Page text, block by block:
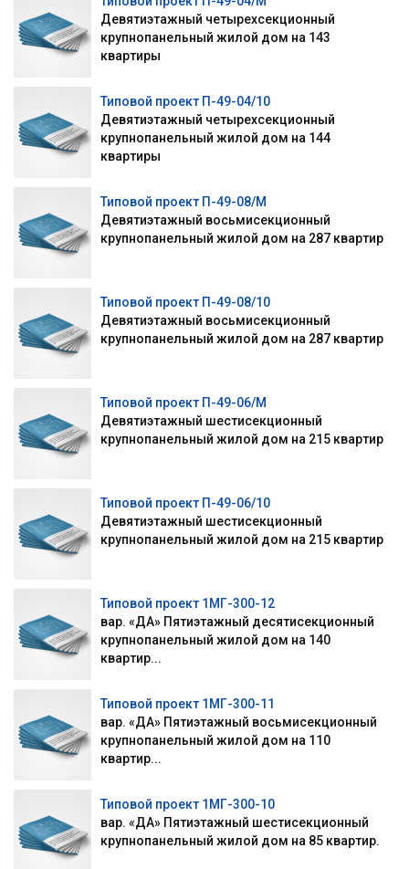
Девятиэтажный четырехсекционный
крупнопанельный жилой дом на 143
квартиры
Типовой проект П-49-04/10
Девятиэтажный четырехсекционный
крупнопанельный жилой дом на 144
квартиры
Типовой проект П-49-08/М
Девятиэтажный восьмисекционный
крупнопанельный жилой дом на 287 квартир
Типовой проект П-49-08/10
Девятиэтажный восьмисекционный
крупнопанельный жилой дом на 287 квартир
Типовой проект П-49-06/М
Девятиэтажный шестисекционный
крупнопанельный жилой дом на 215 квартир
Типовой проект П-49-06/10
Девятиэтажный шестисекционный
крупнопанельный жилой дом на 215 квартир
Типовой проект 1МГ-300-12
вар. «ДА» Пятиэтажный десятисекционный
крупнопанельный жилой дом на 140
квартир...
Типовой проект 1МГ-300-11
вар. «ДА» Пятиэтажный восьмисекционный
крупнопанельный жилой дом на 110
квартир...
Типовой проект 1МГ-300-10
вар. «ДА» Пятиэтажный шестисекционный
крупнопанельный жилой дом на 85 квартир.